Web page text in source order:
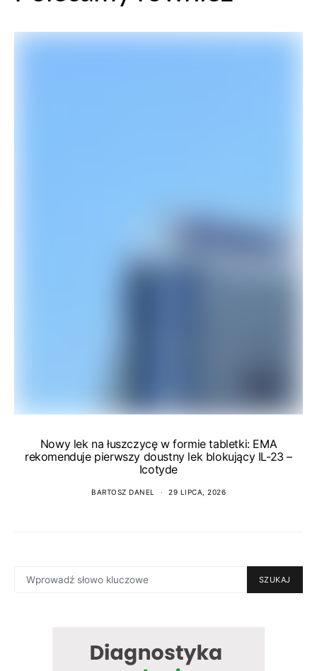
Nowy lek na łuszczycę w formie tabletki: EMA
rekomenduje pierwszy doustny lek blokujący IL-23 –
Icotyde
BARTOSZ DANEL 29 LIPCA, 2026
FOR:
SZUKAJ